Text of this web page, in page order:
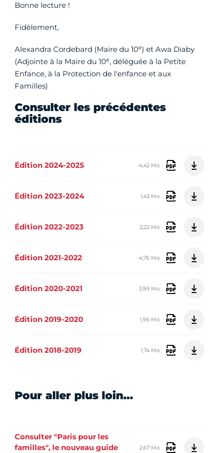
Bonne lecture !
Fidèlement,
Alexandra Cordebard (Maire du 10e) et Awa Diaby
(Adjointe à la Maire du 10e, déléguée à la Petite
Enfance, à la Protection de l'enfance et aux
Familles)
Consulter les précédentes
éditions
Édition 2024-2025 4,42 Mo
Édition 2023-2024 1,43 Mo
Édition 2022-2023 2,22 Mo
Édition 2021-2022 4,76 Mo
Édition 2020-2021 3,99 Mo
Édition 2019-2020 1,96 Mo
Édition 2018-2019 1,74 Mo
Pour aller plus loin…
Consulter "Paris pour les
familles", le nouveau guide
2,67 Mo